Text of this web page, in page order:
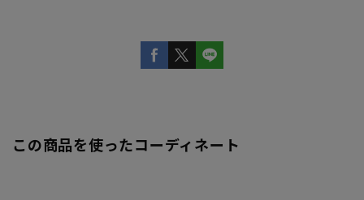
この商品を使ったコーディネート